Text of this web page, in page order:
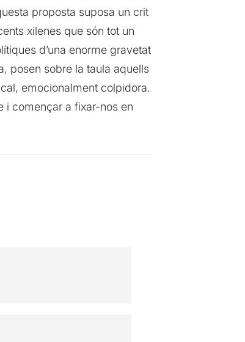
proposta suposa un crit
xilenes que són tot un
d’una enorme gravetat
posen sobre la taula aquells
emocionalment colpidora.
i començar a fixar-nos en